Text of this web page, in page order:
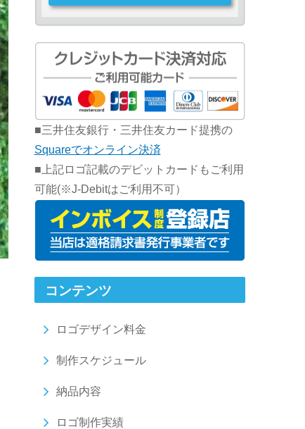
■三井住友銀行・三井住友カード提携の
Squareでオンライン決済
■上記ロゴ記載のデビットカードもご利用
可能(※J-Debitはご利用不可）
コンテンツ
ロゴデザイン料金
制作スケジュール
納品内容
ロゴ制作実績